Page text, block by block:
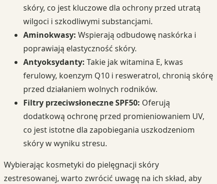
skóry, co jest kluczowe dla ochrony przed utratą
wilgoci i szkodliwymi substancjami.
Aminokwasy: Wspierają odbudowę naskórka i
poprawiają elastyczność skóry.
Antyoksydanty: Takie jak witamina E, kwas
ferulowy, koenzym Q10 i resweratrol, chronią skórę
przed działaniem wolnych rodników.
Filtry przeciwsłoneczne SPF50: Oferują
dodatkową ochronę przed promieniowaniem UV,
co jest istotne dla zapobiegania uszkodzeniom
skóry w wyniku stresu.
Wybierając kosmetyki do pielęgnacji skóry
zestresowanej, warto zwrócić uwagę na ich skład, aby